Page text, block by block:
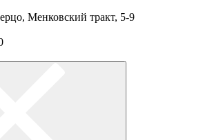
Менковский тракт, 5-9